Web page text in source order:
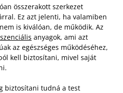
összerakott szerkezet
Ez azt jelenti, ha valamiben
is kiválóan, de működik. Az
anyagok, ami azt
az egészséges működéséhez,
kell biztosítani, mivel saját
biztosítani tudná a test